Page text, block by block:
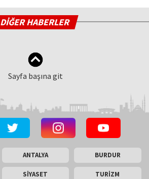
DİĞER HABERLER
Sayfa başına git
ANTALYA BURDUR
SİYASET TURİZM